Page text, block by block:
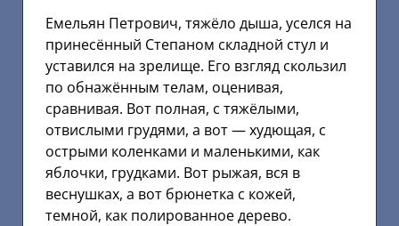
Емельян Петрович, тяжёло дыша, уселся на
принесённый Степаном складной стул и
уставился на зрелище. Его взгляд скользил
по обнажённым телам, оценивая,
сравнивая. Вот полная, с тяжёлыми,
отвислыми грудями, а вот — худющая, с
острыми коленками и маленькими, как
яблочки, грудками. Вот рыжая, вся в
веснушках, а вот брюнетка с кожей,
темной, как полированное дерево.